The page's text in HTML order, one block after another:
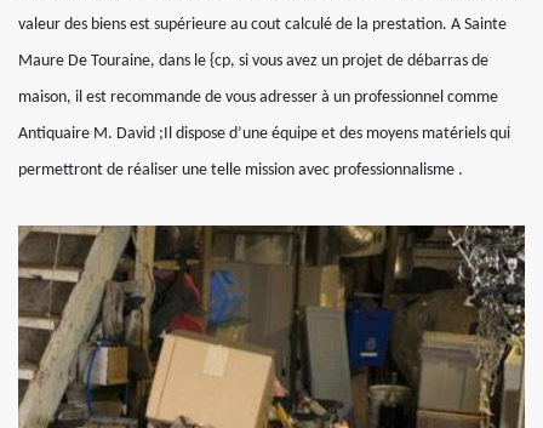
valeur des biens est supérieure au cout calculé de la prestation. A Sainte
Maure De Touraine, dans le {cp, si vous avez un projet de débarras de
maison, il est recommande de vous adresser à un professionnel comme
Antiquaire M. David ;Il dispose d’une équipe et des moyens matériels qui
permettront de réaliser une telle mission avec professionnalisme .